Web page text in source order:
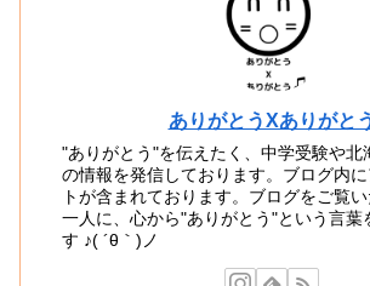
ありがとうXありがと
"ありがとう"を伝えたく、中学受験や北
の情報を発信しております。ブログ内
トが含まれております。ブログをご覧
一人に、心から"ありがとう"という言葉
す ♪( ´θ｀)ノ